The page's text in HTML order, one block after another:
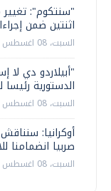
اثنتين ضمن
السبت، 08 اغسطس 2026 06:31 ص
"أبيلاردو دي لا
الدستورية رئيسا
السبت، 08 اغسطس 2026 05:42 ص
أوكرانيا:
صربيا انضمامنا
السبت، 08 اغسطس 2026 05:03 ص